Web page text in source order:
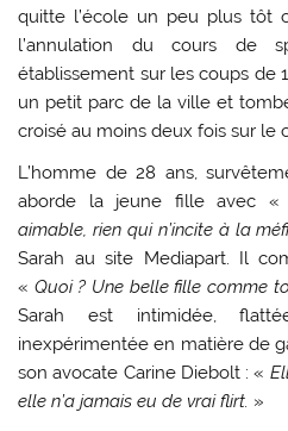
quitte l’école un peu plus tôt
l’annulation du cours de
établissement sur les coups de
un petit parc de la ville et
croisé au moins deux fois sur le
L’homme de 28 ans,
aborde la jeune fille avec
aimable, rien qui n’incite à la
Sarah au site Mediapart. Il
« Quoi ? Une belle fille comme
Sarah est intimidée,
inexpérimentée en matière de
son avocate Carine Diebolt : «
elle n’a jamais eu de vrai flirt. »